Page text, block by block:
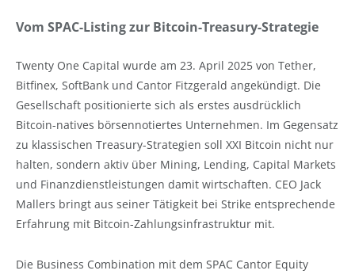
Vom SPAC-Listing zur Bitcoin-Treasury-Strategie
Twenty One Capital wurde am 23. April 2025 von Tether,
Bitfinex, SoftBank und Cantor Fitzgerald angekündigt. Die
Gesellschaft positionierte sich als erstes ausdrücklich
Bitcoin-natives börsennotiertes Unternehmen. Im Gegensatz
zu klassischen Treasury-Strategien soll XXI Bitcoin nicht nur
halten, sondern aktiv über Mining, Lending, Capital Markets
und Finanzdienstleistungen damit wirtschaften. CEO Jack
Mallers bringt aus seiner Tätigkeit bei Strike entsprechende
Erfahrung mit Bitcoin-Zahlungsinfrastruktur mit.
Die Business Combination mit dem SPAC Cantor Equity